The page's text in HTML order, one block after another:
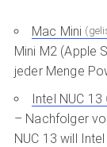
Mac Mini
Mini M2 (Apple
jeder Menge
Intel NUC 13
– Nachfolger
NUC 13 will